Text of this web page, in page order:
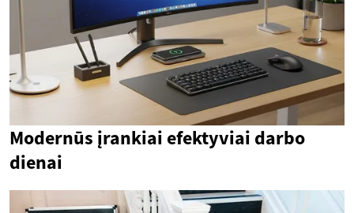
Modernūs įrankiai efektyviai darbo
dienai